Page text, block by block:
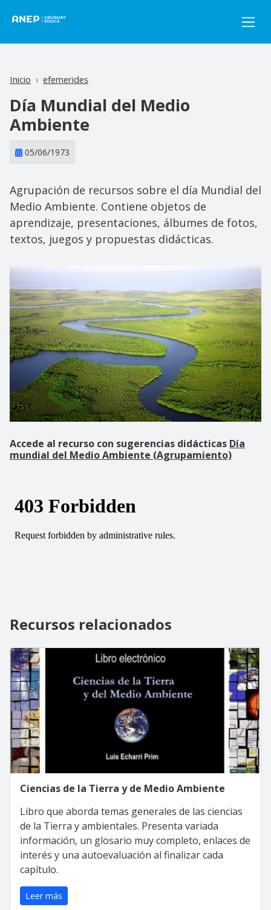
Inicio efemerides
Día Mundial del Medio
Ambiente
05/06/1973
Agrupación de recursos sobre el día Mundial del
Medio Ambiente. Contiene objetos de
aprendizaje, presentaciones, álbumes de fotos,
textos, juegos y propuestas didácticas.
Accede al recurso con sugerencias didácticas Día
mundial del Medio Ambiente (Agrupamiento)
Recursos relacionados
Ciencias de la Tierra y de Medio Ambiente
Libro que aborda temas generales de las ciencias
de la Tierra y ambientales. Presenta variada
información, un glosario muy completo, enlaces de
interés y una autoevaluación al finalizar cada
capítulo.
Leer más